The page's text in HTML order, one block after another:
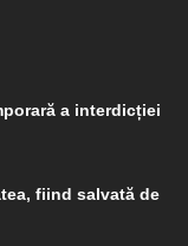
a interdicției
fiind salvată de